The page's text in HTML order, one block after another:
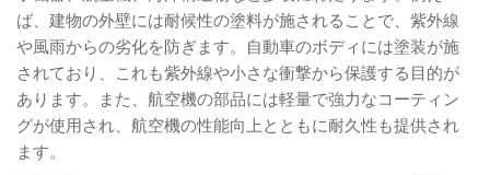
ば、建物の外壁には耐候性の塗料が施されることで、紫外線
や風雨からの劣化を防ぎます。自動車のボディには塗装が施
されており、これも紫外線や小さな衝撃から保護する目的が
あります。また、航空機の部品には軽量で強力なコーティン
グが使用され、航空機の性能向上とともに耐久性も提供され
ます。